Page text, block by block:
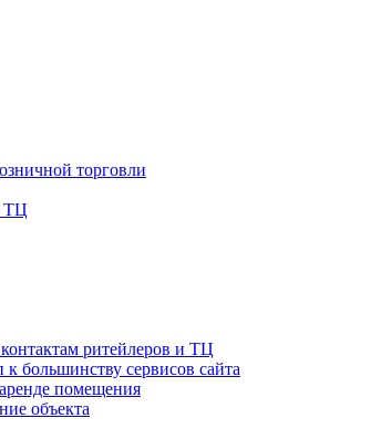
торговли
ТЦ
ритейлеров и ТЦ
к большинству сервисов сайта
помещения
объекта